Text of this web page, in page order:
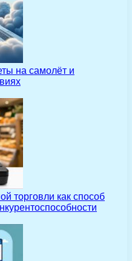
на самолёт и
торговли как способ